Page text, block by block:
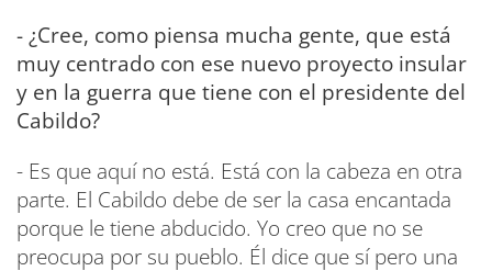
- ¿Cree, como piensa mucha gente, que está
muy centrado con ese nuevo proyecto insular
y en la guerra que tiene con el presidente del
Cabildo?
- Es que aquí no está. Está con la cabeza en otra
parte. El Cabildo debe de ser la casa encantada
porque le tiene abducido. Yo creo que no se
preocupa por su pueblo. Él dice que sí pero una